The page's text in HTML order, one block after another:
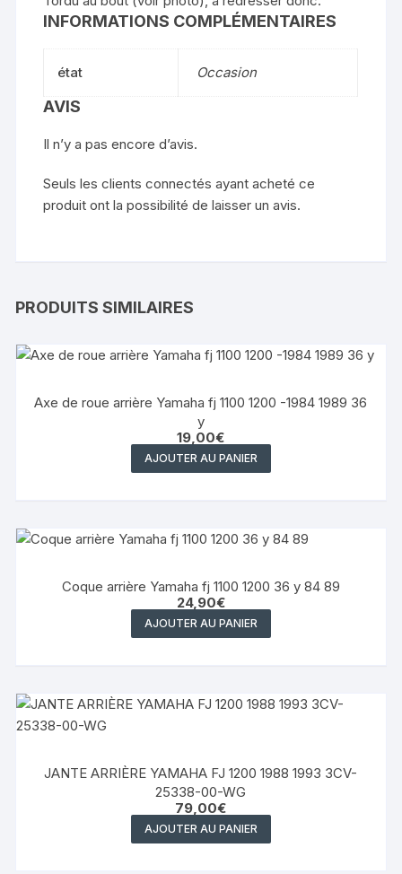
INFORMATIONS COMPLÉMENTAIRES
état Occasion
AVIS
Il n’y a pas encore d’avis.
Seuls les clients connectés ayant acheté ce
produit ont la possibilité de laisser un avis.
PRODUITS SIMILAIRES
Axe de roue arrière Yamaha fj 1100 1200 -1984 1989 36
y
19,00€
AJOUTER AU PANIER
Coque arrière Yamaha fj 1100 1200 36 y 84 89
24,90€
AJOUTER AU PANIER
JANTE ARRIÈRE YAMAHA FJ 1200 1988 1993 3CV-
25338-00-WG
79,00€
AJOUTER AU PANIER